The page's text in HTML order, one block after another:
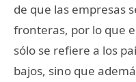
de que las empresas
fronteras, por lo que
sólo se refiere a los
bajos, sino que